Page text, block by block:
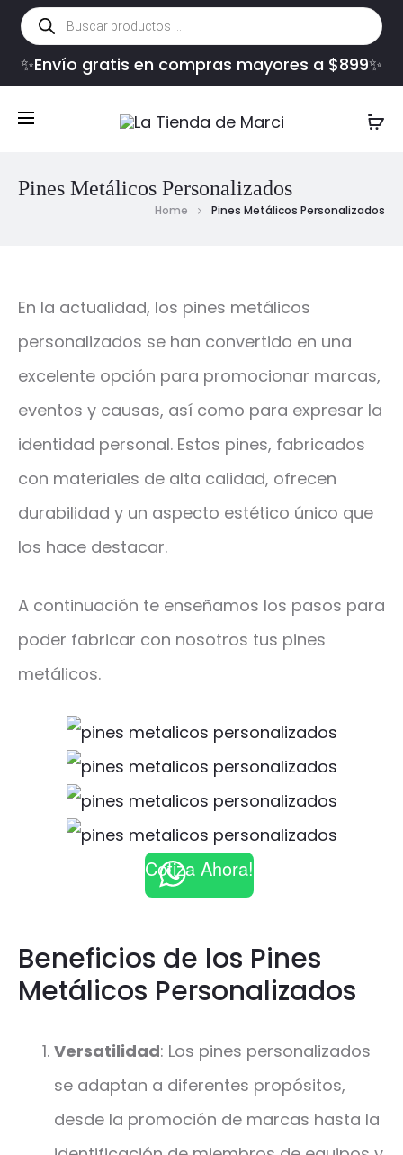
Búsqueda
de
productos
✨Envío gratis en compras mayores a $899✨
Pines Metálicos Personalizados
Home Pines Metálicos Personalizados
En la actualidad, los pines metálicos
personalizados se han convertido en una
excelente opción para promocionar marcas,
eventos y causas, así como para expresar la
identidad personal. Estos pines, fabricados
con materiales de alta calidad, ofrecen
durabilidad y un aspecto estético único que
los hace destacar.
A continuación te enseñamos los pasos para
poder fabricar con nosotros tus pines
metálicos.
Cotiza Ahora!
Beneficios de los Pines
Metálicos Personalizados
Versatilidad: Los pines personalizados
se adaptan a diferentes propósitos,
desde la promoción de marcas hasta la